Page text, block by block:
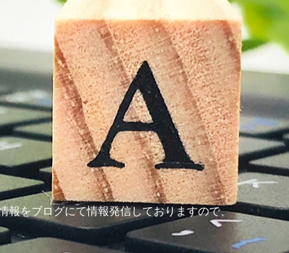
報をブログにて情報発信しておりますので、